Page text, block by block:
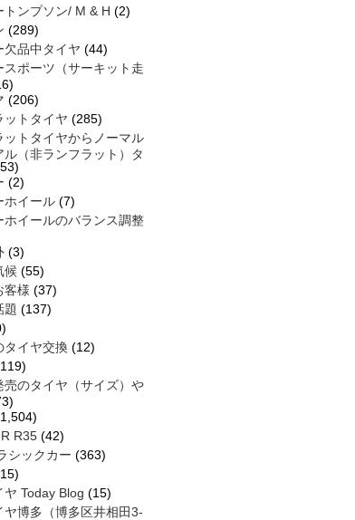
トンプソン/ M & H (2)
(289)
欠品中タイヤ (44)
スポーツ（サーキット走
(206)
ットタイヤ (285)
ットタイヤからノーマル
ル（非ランフラット）タ
(2)
ホイール (7)
ホイールのバランス調整
(3)
候 (55)
客様 (37)
題 (137)
タイヤ交換 (12)
売のタイヤ（サイズ）や
R35 (42)
シックカー (363)
ヤ Today Blog (15)
ヤ博多（博多区井相田3-